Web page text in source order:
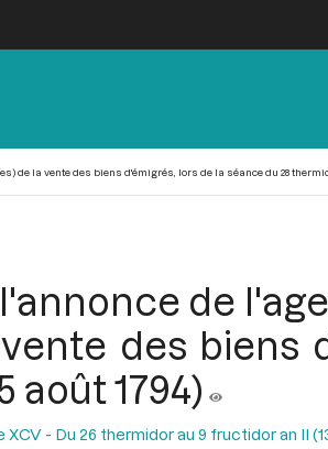
la vente des biens d'émigrés, lors de la séance du 28
de
des biens
août 1794)
XCV - Du 26 thermidor au 9 fructidor an II